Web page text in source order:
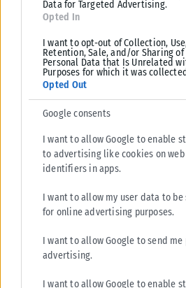
Data for Targeted Advertising.
Opted In
I want to opt-out of Collection,
Retention, Sale, and/or Sharing of
Personal Data that Is Unrelated
Purposes for which it was
Opted Out
Google consents
I want to allow Google to enable
to advertising like cookies on
identifiers in apps.
I want to allow my user data to be
for online advertising purposes.
I want to allow Google to send me
advertising.
I want to allow Google to enable
Σχετικά Άρθρα
Στις 2 Σεπτεμβρίου η «πρεμιέρα» του